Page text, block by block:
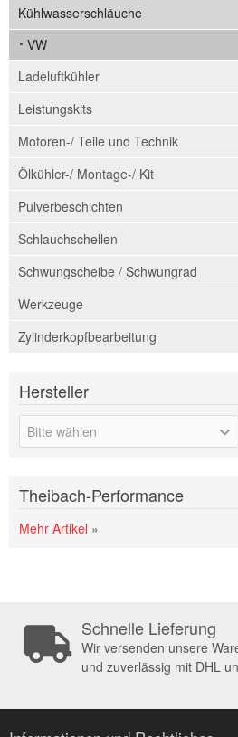
Kühlwasserschläuche
VW
Ladeluftkühler
Leistungskits
Motoren-/ Teile und Technik
Ölkühler-/ Montage-/ Kit
Pulverbeschichten
Schlauchschellen
Schwungscheibe / Schwungrad
Werkzeuge
Zylinderkopfbearbeitung
Hersteller
Bitte wählen
Theibach-Performance
Mehr Artikel »
Schnelle Lieferung
Wir versenden unsere
und zuverlässig mit DHL